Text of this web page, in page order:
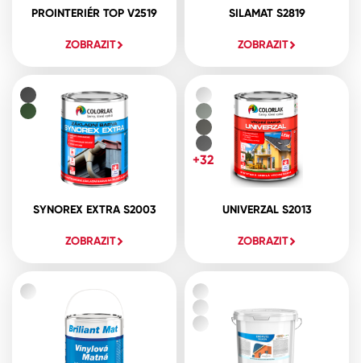
PROINTERIÉR TOP V2519
ZOBRAZIT
SILAMAT S2819
ZOBRAZIT
SYNOREX EXTRA S2003
ZOBRAZIT
UNIVERZAL S2013
ZOBRAZIT
+32